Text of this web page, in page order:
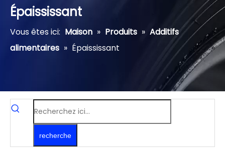
Épaississant
Vous êtes ici: Maison » Produits » Additifs
alimentaires » Épaississant
recherche